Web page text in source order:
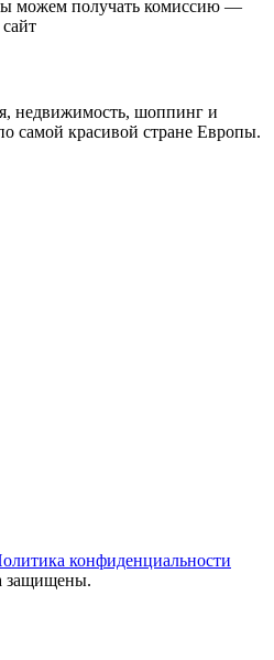
можем получать комиссию —
недвижимость, шоппинг и
самой красивой стране Европы.
конфиденциальности
защищены.